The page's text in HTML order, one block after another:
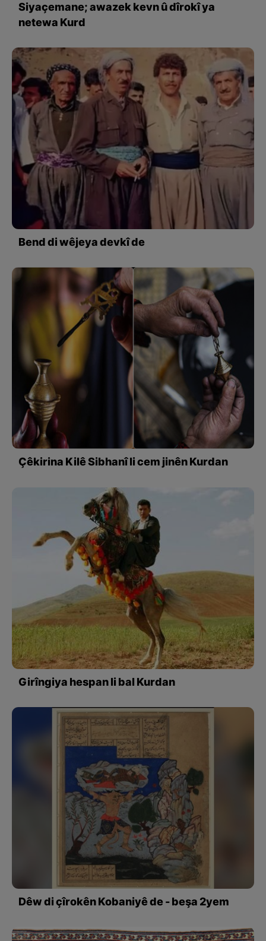
Siyaçemane; awazek kevn û dîrokî ya
netewa Kurd
Bend di wêjeya devkî de
Çêkirina Kilê Sibhanî li cem jinên Kurdan
Girîngiya hespan li bal Kurdan
Dêw di çîrokên Kobaniyê de - beşa 2yem